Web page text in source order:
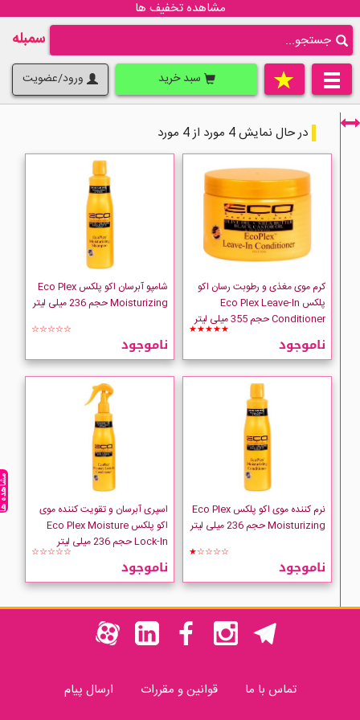
مشاهده تخفیف ها
سمبله
سبد خرید ورود/عضویت
فقط نمایش کالاهای موجود
ECO
در حال نمایش 4 مورد از 4 مورد
کرم موی مغذی و رطوبت رسان اکو
پلکس Eco Plex Leave-In
Conditioner حجم 355 میلی لیتر
★★★★★
ناموجود
شامپو آبرسان اکو پلکس Eco Plex
Moisturizing حجم 236 میلی لیتر
☆☆☆☆☆
ناموجود
نرم کننده موی اکو پلکس Eco Plex
Moisturizing حجم 236 میلی لیتر
★☆☆☆☆
ناموجود
اسپری آبرسان و تقویت کننده موی
اکو پلکس Eco Plex Moisture
Lock-In حجم 236 میلی لیتر
☆☆☆☆☆
ناموجود
تماس با ما قوانین و مقررات ارسال پیام